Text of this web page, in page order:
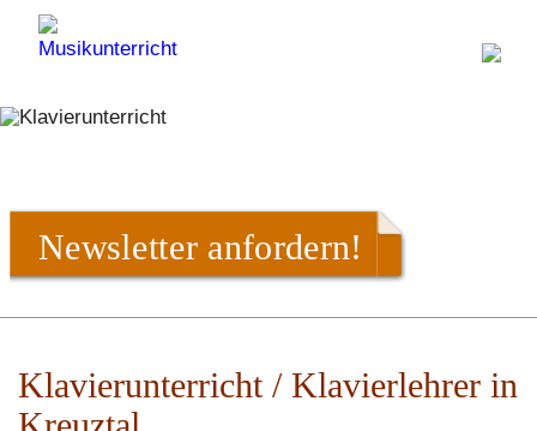
Newsletter anfordern!
Klavierunterricht / Klavierlehrer in